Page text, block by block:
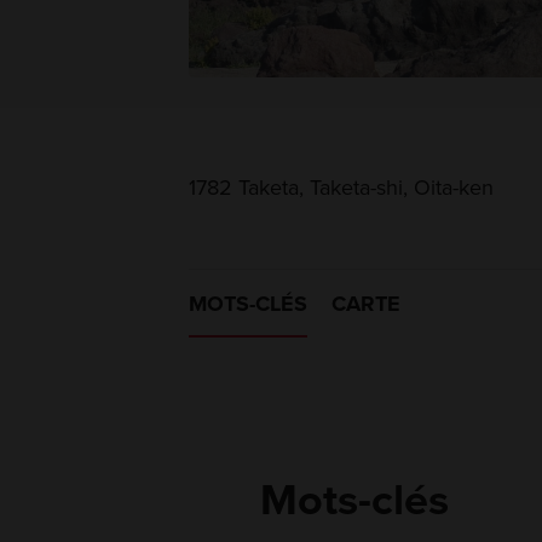
1782 Taketa, Taketa-shi, Oita-ken
MOTS-CLÉS CARTE
Mots-clés